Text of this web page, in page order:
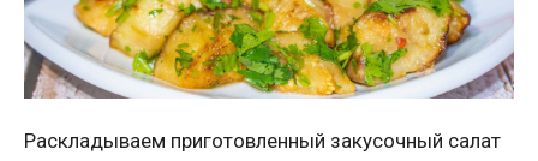
Раскладываем приготовленный закусочный салат